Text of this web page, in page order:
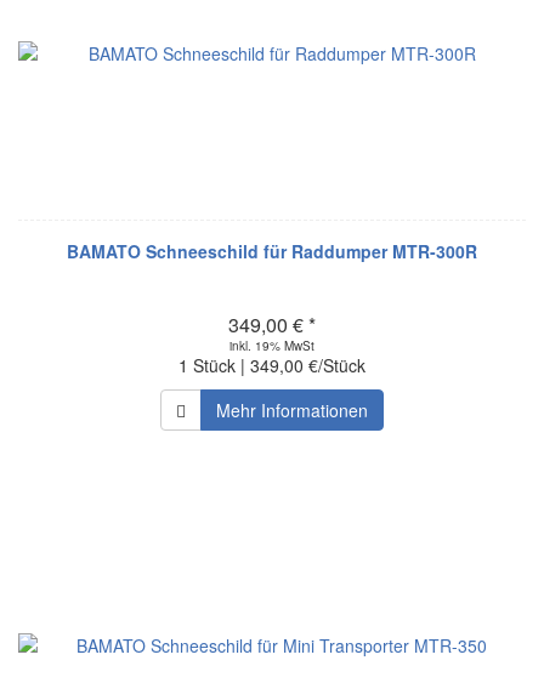
BAMATO Schneeschild für Raddumper MTR-300R
349,00 € *
inkl. 19% MwSt
1 Stück | 349,00 €/Stück
Mehr Informationen